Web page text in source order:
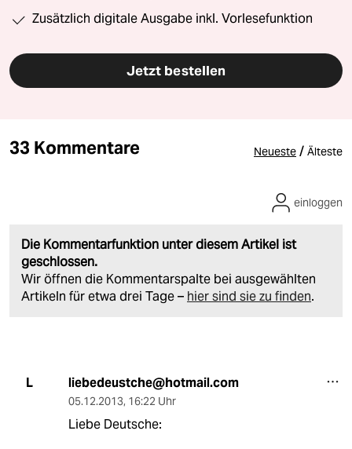
Zusätzlich digitale Ausgabe inkl. Vorlesefunktion
Jetzt bestellen
33 Kommentare Neueste / Älteste
Die Kommentarfunktion unter diesem Artikel ist
geschlossen.
Wir öffnen die Kommentarspalte bei ausgewählten
Artikeln für etwa drei Tage – hier sind sie zu finden.
einloggen
L liebedeustche@hotmail.com
05.12.2013, 16:22 Uhr
Liebe Deutsche: